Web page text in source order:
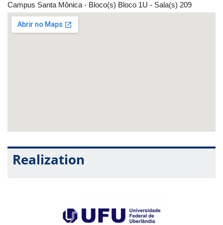
Campus Santa Mônica - Bloco(s) Bloco 1U - Sala(s) 209
Realization